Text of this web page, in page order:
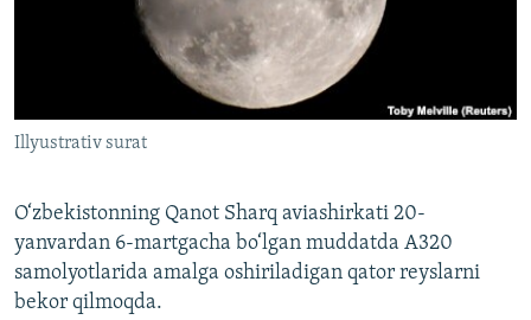
Illyustrativ surat
O‘zbekistonning Qanot Sharq aviashirkati 20-
yanvardan 6-martgacha bo‘lgan muddatda A320
samolyotlarida amalga oshiriladigan qator reyslarni
bekor qilmoqda.